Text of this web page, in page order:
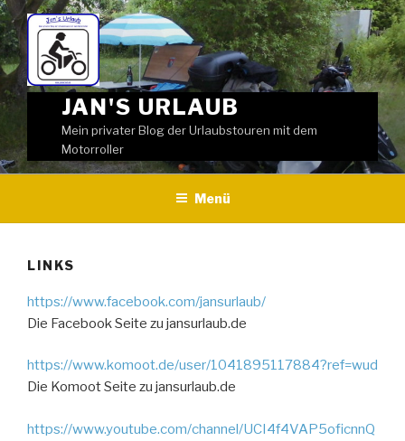
Weiter
zum
Inhalt
JAN'S URLAUB
Mein privater Blog der Urlaubstouren mit dem
Motorroller
Menü
LINKS
https://www.facebook.com/jansurlaub/
Die Facebook Seite zu jansurlaub.de
https://www.komoot.de/user/1041895117884?ref=wud
Die Komoot Seite zu jansurlaub.de
https://www.youtube.com/channel/UCI4f4VAP5oficnnQ